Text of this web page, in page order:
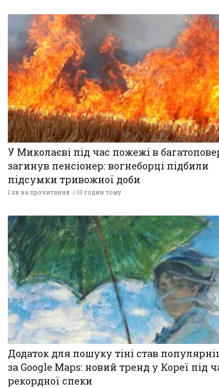
У Миколаєві під час пожежі в
загинув пенсіонер: вогнеборці підбили
підсумки тривожної доби
1 хв на прочитання 10 годин тому
Додаток для пошуку тіні став
за Google Maps: новий тренд у Кореї під
рекордної спеки